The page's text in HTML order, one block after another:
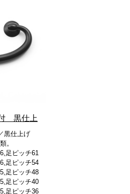
黒仕上
仕上げ
。
足ピッチ61
足ピッチ54
足ピッチ48
足ピッチ40
足ピッチ36